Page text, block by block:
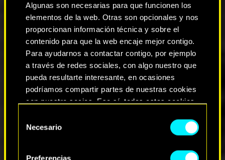
Algunas son necesarias para que funcionen los
elementos de la web. Otras son opcionales y nos
proporcionan información técnica y sobre el
contenido para que la web encaje mejor contigo.
Para ayudarnos a contactar contigo, por ejemplo
a través de redes sociales, con algo nuestro que
pueda resultarte interesante, en ocasiones
podríamos compartir partes de nuestras cookies
con nuestro socios. Eso sí, todas estas cookies
Encontrarás todos los detalles sobre nuestro uso
Necesario
Preferencias
tiempo de la partida mientras estás en el
modo foto.
Calidad de vida y accesibilidad
El juego ahora detectará si el jugador está
usando la configuración de botones de
ratón invertidos y ajustará
automáticamente los indicadores de
Hemos añadido una opción para activar o
desactivar el apuntado con la mira en